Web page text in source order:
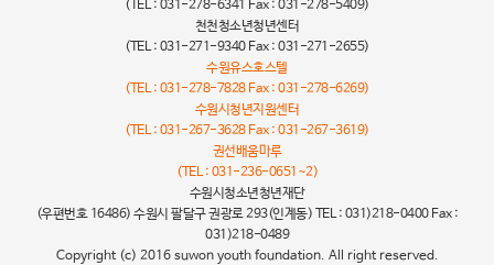
(TEL : 031-278-6341 Fax : 031-278-5409)
천천청소년청년센터
(TEL : 031-271-9340 Fax : 031-271-2655)
수원유스호스텔
(TEL : 031-278-7828 Fax : 031-278-6269)
수원시청년지원센터
(TEL : 031-267-3628 Fax : 031-267-3619)
권선배움마루
(TEL : 031-236-0651~2)
수원시청소년청년재단
(우편번호 16486) 수원시 팔달구 권광로 293(인계동) TEL : 031)218-0400 Fax :
031)218-0489
Copyright (c) 2016 suwon youth foundation. All right reserved.